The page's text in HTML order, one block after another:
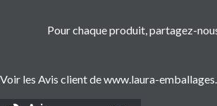
Pour chaque produit, partagez-
Voir les Avis client de www.laura-